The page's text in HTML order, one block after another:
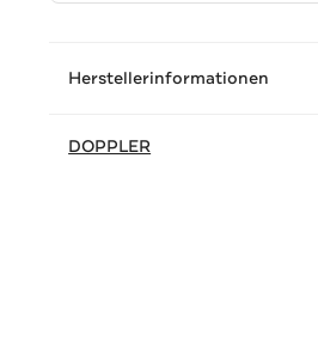
Herstellerinformationen
DOPPLER